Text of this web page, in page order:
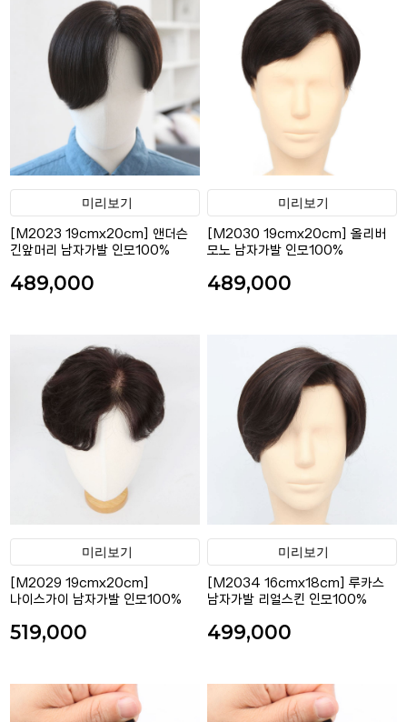
미리보기
[M2023 19cmx20cm] 앤더슨
긴앞머리 남자가발 인모100%
489,000
미리보기
[M2030 19cmx20cm] 올리버
모노 남자가발 인모100%
489,000
미리보기
[M2029 19cmx20cm]
나이스가이 남자가발 인모100%
519,000
미리보기
[M2034 16cmx18cm] 루카스
남자가발 리얼스킨 인모100%
499,000